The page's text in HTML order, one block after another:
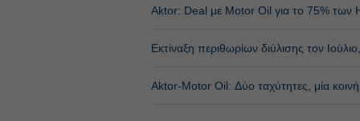
Aktor: Deal με Motor Oil για το 75% των
Εκτίναξη περιθωρίων διύλισης τον
Αktor-Motor Oil: Δύο ταχύτητες, μία κοινή